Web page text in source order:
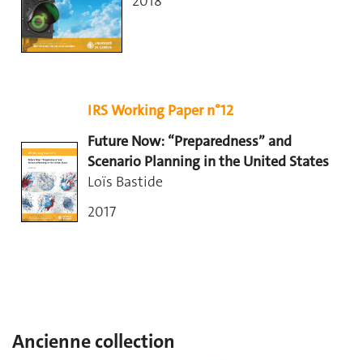
IRS Working Paper n°12
Future Now: “Preparedness” and
Scenario Planning in the United States
Loïs Bastide
2017
Ancienne collection